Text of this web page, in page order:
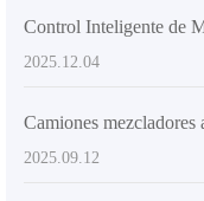
2025.12.04
2025.09.12